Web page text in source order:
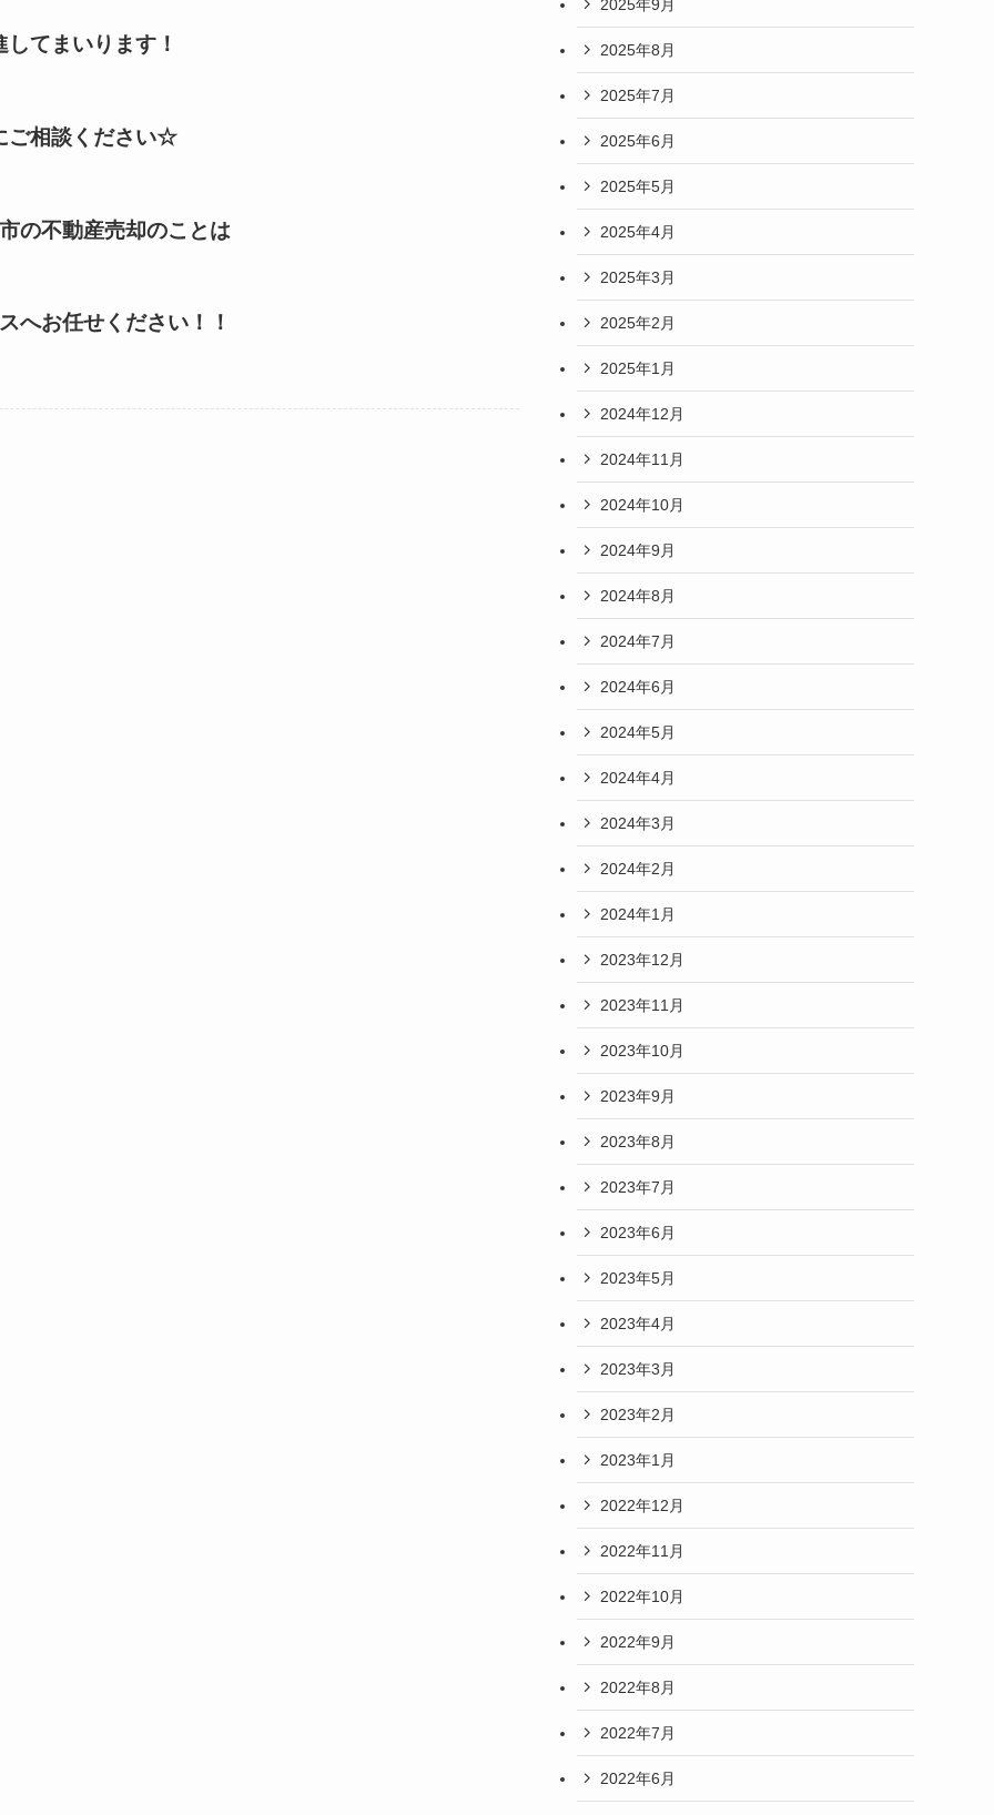
してまいります！
ご相談ください☆
の不動産売却のことは
へお任せください！！
2025年9月
2025年8月
2025年7月
2025年6月
2025年5月
2025年4月
2025年3月
2025年2月
2025年1月
2024年12月
2024年11月
2024年10月
2024年9月
2024年8月
2024年7月
2024年6月
2024年5月
2024年4月
2024年3月
2024年2月
2024年1月
2023年12月
2023年11月
2023年10月
2023年9月
2023年8月
2023年7月
2023年6月
2023年5月
2023年4月
2023年3月
2023年2月
2023年1月
2022年12月
2022年11月
2022年10月
2022年9月
2022年8月
2022年7月
2022年6月